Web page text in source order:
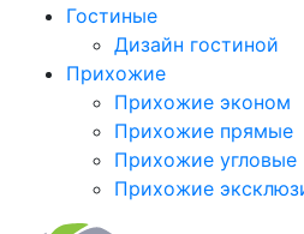
Гостиные
Дизайн гостиной
Прихожие
Прихожие эконом
Прихожие прямые
Прихожие угловые
Прихожие